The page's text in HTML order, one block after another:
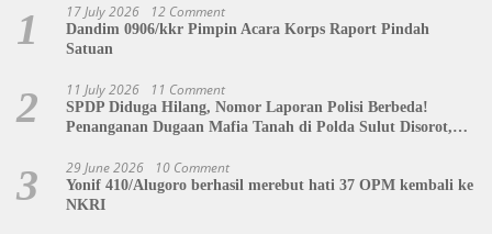
1 17 July 2026 12 Comment
Dandim 0906/kkr Pimpin Acara Korps Raport Pindah
Satuan
2 11 July 2026 11 Comment
SPDP Diduga Hilang, Nomor Laporan Polisi Berbeda!
Penanganan Dugaan Mafia Tanah di Polda Sulut Disorot,
3 29 June 2026 10 Comment
Yonif 410/Alugoro berhasil merebut hati 37 OPM kembali ke
NKRI